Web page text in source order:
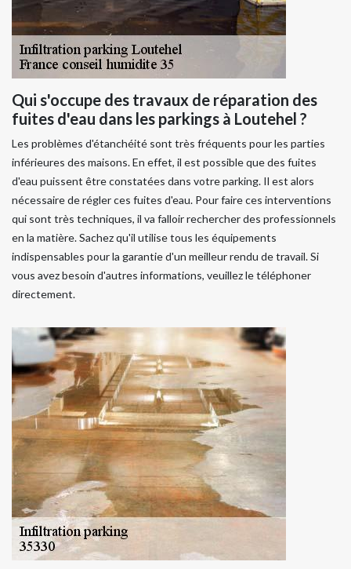
Qui s'occupe des travaux de réparation des
fuites d'eau dans les parkings à Loutehel ?
Les problèmes d'étanchéité sont très fréquents pour les parties
inférieures des maisons. En effet, il est possible que des fuites
d'eau puissent être constatées dans votre parking. Il est alors
nécessaire de régler ces fuites d'eau. Pour faire ces interventions
qui sont très techniques, il va falloir rechercher des professionnels
en la matière. Sachez qu'il utilise tous les équipements
indispensables pour la garantie d'un meilleur rendu de travail. Si
vous avez besoin d'autres informations, veuillez le téléphoner
directement.